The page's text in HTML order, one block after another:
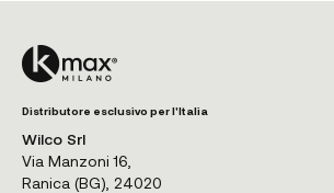
Distributore esclusivo per l'Italia
Wilco Srl
Via Manzoni 16,
Ranica (BG), 24020